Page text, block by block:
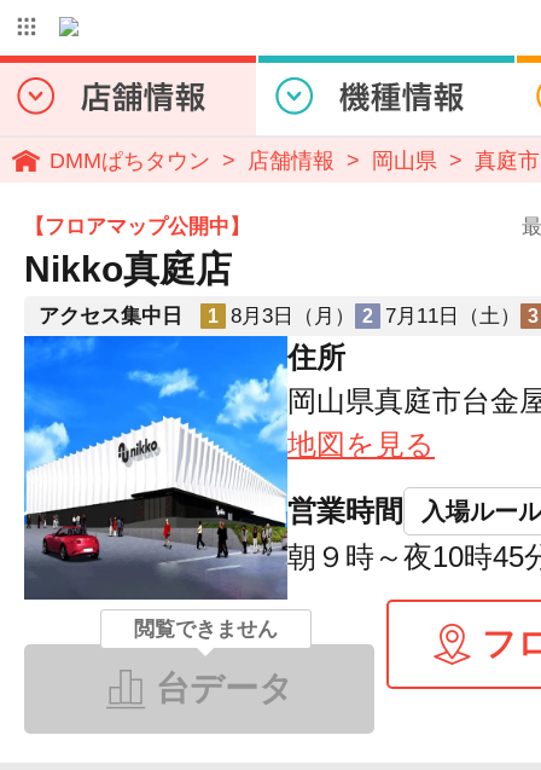
DMMぱちタウン 店舗情報 岡山県 真庭市
【フロアマップ公開中】
Nikko真庭店
アクセス集中日 1 8月3日（月） 2 7月11日（土） 3
住所
岡山県真庭市台金
地図を見る
営業時間 入場ルール
朝９時～夜10時45
閲覧できません
台データ
フ